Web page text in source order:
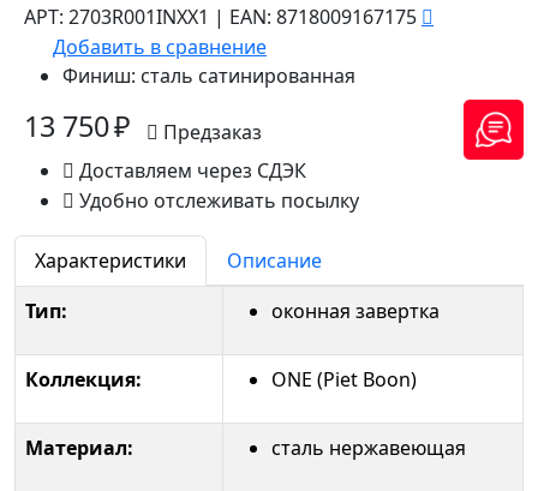
АРТ: 2703R001INXX1 | EAN: 8718009167175
Добавить в сравнение
Финиш: сталь сатинированная
13 750 ₽
Предзаказ
Доставляем через СДЭК
Удобно отслеживать посылку
Характеристики
Описание
Тип:
оконная завертка
Коллекция: ONE (Piet Boon)
Материал: сталь нержавеющая